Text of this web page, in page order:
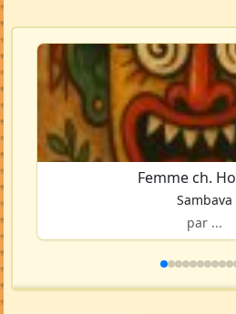
Femme ch.
Sambava
par ...